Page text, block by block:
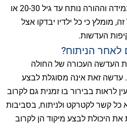
למרכיב תורשתי משמעותי. במידה וההורה נותח עד גיל 20-30 או
מומלץ כי כל ילדיו יבדקו אצל
העדשות.
הניתוח?
העדשה העכורה של החולה
עדשה זאת אינה מסוגלת לבצע
לראות בבירור בו זמנית גם לקרוב
כל קשר לקטרקט ולניתוח, בסביבות
את היכולת לבצע מיקוד הן לקרוב